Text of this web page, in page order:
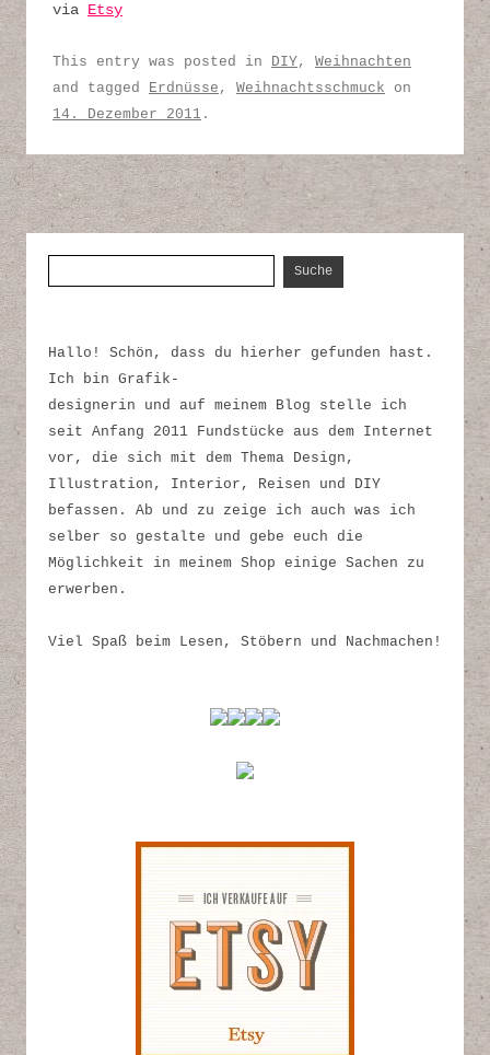
via Etsy
This entry was posted in DIY, Weihnachten
and tagged Erdnüsse , Weihnachtsschmuck on
14. Dezember 2011 .
Hallo! Schön, dass du hierher gefunden hast.
Ich bin Grafik-
designerin und auf meinem Blog stelle ich
seit Anfang 2011 Fundstücke aus dem Internet
vor, die sich mit dem Thema Design,
Illustration, Interior, Reisen und DIY
befassen. Ab und zu zeige ich auch was ich
selber so gestalte und gebe euch die
Möglichkeit in meinem Shop einige Sachen zu
erwerben.
Viel Spaß beim Lesen, Stöbern und Nachmachen!